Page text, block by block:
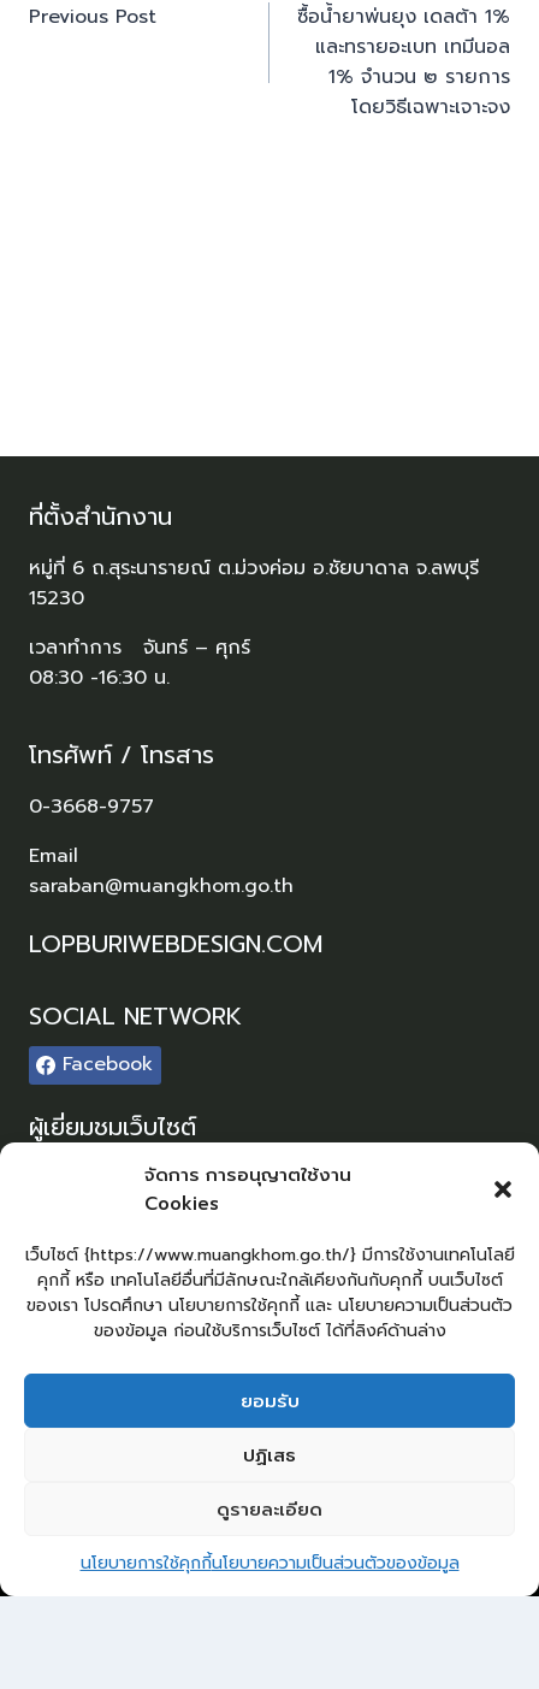
จัดการ การอนุญาตใช้งาน
Cookies
เว็บไซต์ {https://www.muangkhom.go.th/} มีการใช้งานเทคโนโลยี
คุกกี้ หรือ เทคโนโลยีอื่นที่มีลักษณะใกล้เคียงกันกับคุกกี้ บนเว็บไซต์
ของเรา โปรดศึกษา นโยบายการใช้คุกกี้ และ นโยบายความเป็นส่วนตัว
ของข้อมูล ก่อนใช้บริการเว็บไซต์ ได้ที่ลิงค์ด้านล่าง
ยอมรับ
ปฏิเสธ
ดูรายละเอียด
นโยบายการใช้คุกกี้นโยบายความเป็นส่วนตัวของข้อมูล
Previous Post
ซื้อน้ำยาพ่นยุง เดลต้า 1%
และทรายอะเบท เทมีนอล
1% จำนวน ๒ รายการ
โดยวิธีเฉพาะเจาะจง
ที่ตั้งสำนักงาน
หมู่ที่ 6 ถ.สุระนารายณ์ ต.ม่วงค่อม อ.ชัยบาดาล จ.ลพบุรี
15230
เวลาทำการ จันทร์ – ศุกร์
08:30 -16:30 น.
โทรศัพท์ / โทรสาร
0-3668-9757
Email
saraban@muangkhom.go.th
LOPBURIWEBDESIGN.COM
SOCIAL NETWORK
Facebook
ผู้เยี่ยมชมเว็บไซต์
0
แผนผังเว็บไซต์
Login
เข้าสู่ระบบ
ติดต่อ อบต.
© 2026 องค์การบริหารส่วนตำบลม่วงค่อม